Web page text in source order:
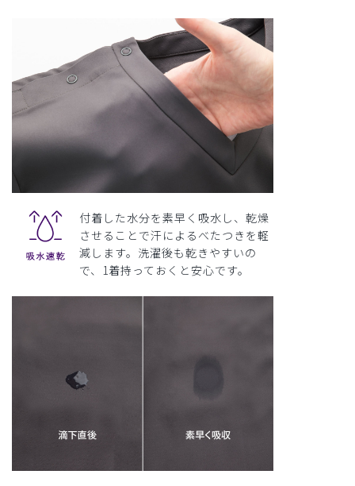
付着した水分を素早く吸水し、乾燥
させることで汗によるべたつきを軽
減します。洗濯後も乾きやすいの
で、1着持っておくと安心です。